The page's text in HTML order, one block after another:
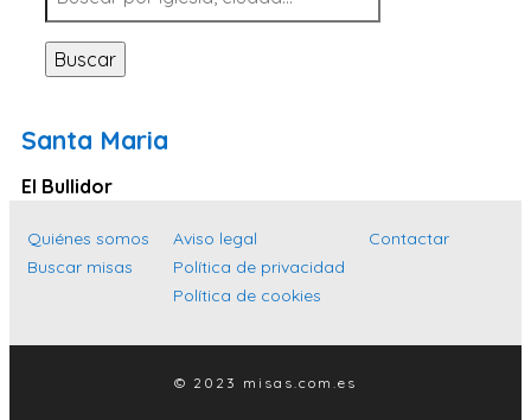
Valladolid
Sevilla
Santa Cruz de Tenerife
Cantabria
Islas Baleares
Las Palmas
Alicante
Buscar
Santa Maria
El Bullidor
Quiénes somos
Buscar misas
Aviso legal
Política de privacidad
Política de cookies
Contactar
© 2023 misas.com.es